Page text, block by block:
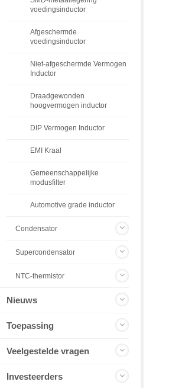
voedingsinductor
Afgeschermde
voedingsinductor
Niet-afgeschermde Vermogen
Inductor
Draadgewonden
hoogvermogen inductor
DIP Vermogen Inductor
EMI Kraal
Gemeenschappelijke
modusfilter
Automotive grade inductor
Condensator
Supercondensator
NTC-thermistor
Nieuws
Toepassing
Veelgestelde vragen
Investeerders